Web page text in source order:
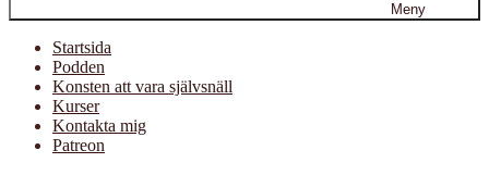
Meny
Startsida
Podden
Konsten att vara självsnäll
Kurser
Kontakta mig
Patreon